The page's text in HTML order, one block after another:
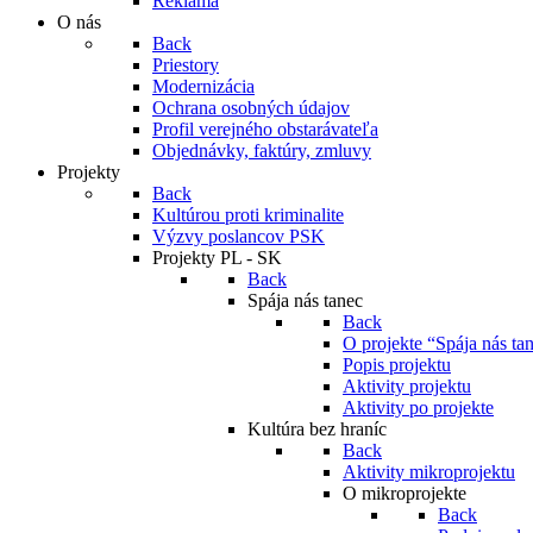
O nás
Back
Priestory
Modernizácia
Ochrana osobných údajov
Profil verejného obstarávateľa
Objednávky, faktúry, zmluvy
Projekty
Back
Kultúrou proti kriminalite
Výzvy poslancov PSK
Projekty PL - SK
Back
Spája nás tanec
Back
O projekte “Spája nás
Popis projektu
Aktivity projektu
Aktivity po projekte
Kultúra bez hraníc
Back
Aktivity mikroprojektu
O mikroprojekte
Back